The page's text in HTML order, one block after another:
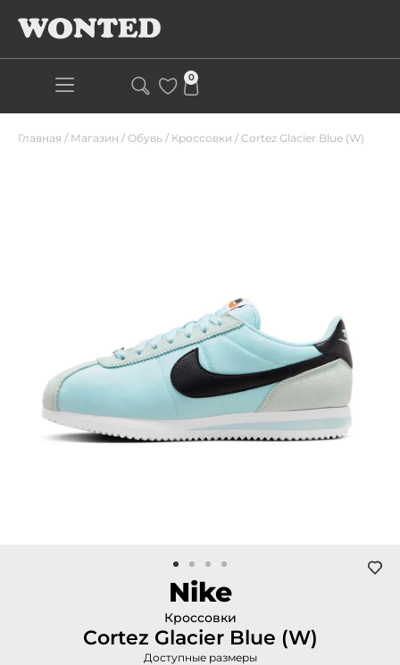
0
Главная / Магазин / Обувь / Кроссовки / Cortez Glacier Blue (W)
Nike
Кроссовки
Cortez Glacier Blue (W)
Доступные размеры